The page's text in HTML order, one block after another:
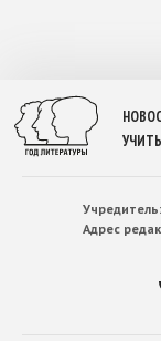
Учредитель:
Адрес